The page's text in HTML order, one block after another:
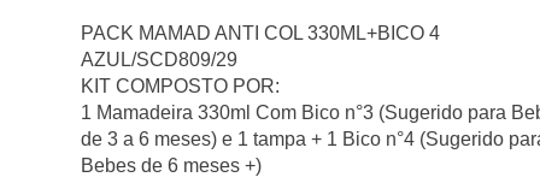
PACK MAMAD ANTI COL 330ML+BICO 4
AZUL/SCD809/29
KIT COMPOSTO POR:
1 Mamadeira 330ml Com Bico n°3 (Sugerido para
de 3 a 6 meses) e 1 tampa + 1 Bico n°4 (Sugerido
Bebes de 6 meses +)